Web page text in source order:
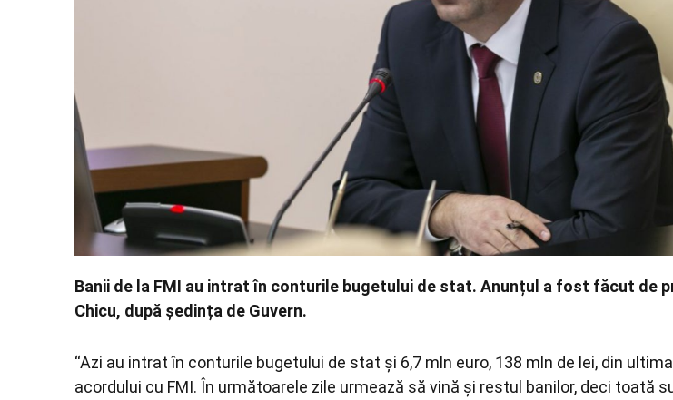
Banii de la FMI au intrat în conturile bugetului de stat. Anunțul a fost făcut de
Chicu, după ședința de Guvern.
“Azi au intrat în conturile bugetului de stat și 6,7 mln euro, 138 mln de lei, din
acordului cu FMI. În următoarele zile urmează să vină și restul banilor, deci toată